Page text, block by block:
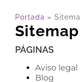
Portada »
Sitemap
PÁGINAS
Aviso legal
Blog